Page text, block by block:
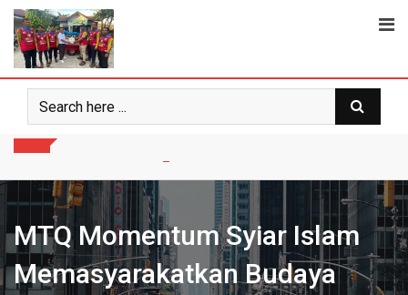
Skip
content
MTQ Momentum Syiar Islam
Memasyarakatkan Budaya